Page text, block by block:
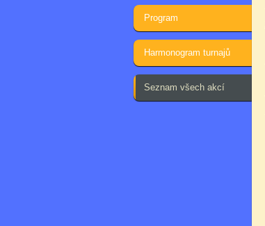
Program
Harmonogram turnajů
Seznam všech akcí